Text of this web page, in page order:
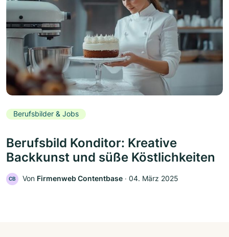
Berufsbilder & Jobs
Berufsbild Konditor: Kreative
Backkunst und süße Köstlichkeiten
CB Von Firmenweb Contentbase ‧ 04. März 2025